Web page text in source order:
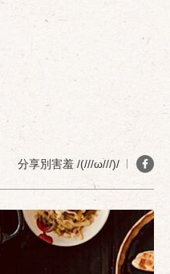
分享別害羞 /(///ω///)/